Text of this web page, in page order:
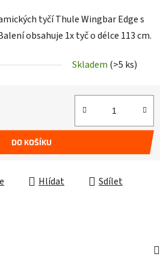
tyčí Thule Wingbar Edge s
obsahuje 1x tyč o délce 113 cm.
Skladem (>5 ks)
DO KOŠÍKU
Hlídat Sdílet